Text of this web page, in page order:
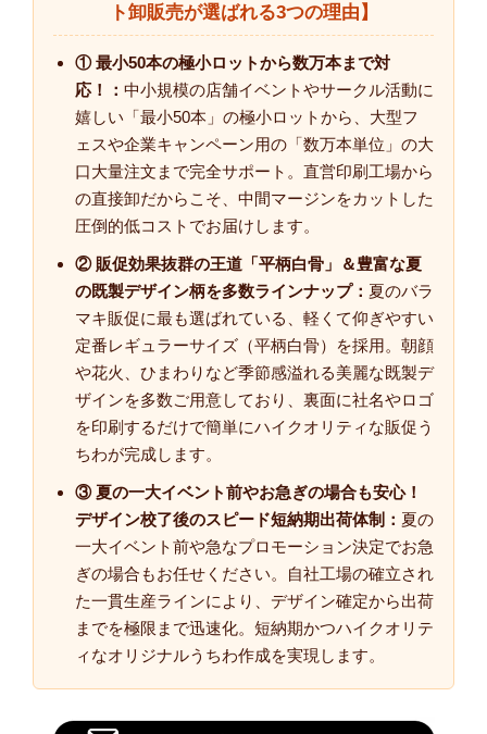
ト卸販売が選ばれる3つの理由】
① 最小50本の極小ロットから数万本まで対
応！： 中小規模の店舗イベントやサークル活動に
嬉しい「最小50本」の極小ロットから、大型フ
ェスや企業キャンペーン用の「数万本単位」の大
口大量注文まで完全サポート。直営印刷工場から
の直接卸だからこそ、中間マージンをカットした
圧倒的低コストでお届けします。
② 販促効果抜群の王道「平柄白骨」＆豊富な夏
の既製デザイン柄を多数ラインナップ： 夏のバラ
マキ販促に最も選ばれている、軽くて仰ぎやすい
定番レギュラーサイズ（平柄白骨）を採用。朝顔
や花火、ひまわりなど季節感溢れる美麗な既製デ
ザインを多数ご用意しており、裏面に社名やロゴ
を印刷するだけで簡単にハイクオリティな販促う
ちわが完成します。
③ 夏の一大イベント前やお急ぎの場合も安心！
デザイン校了後のスピード短納期出荷体制： 夏の
一大イベント前や急なプロモーション決定でお急
ぎの場合もお任せください。自社工場の確立され
た一貫生産ラインにより、デザイン確定から出荷
までを極限まで迅速化。短納期かつハイクオリテ
ィなオリジナルうちわ作成を実現します。